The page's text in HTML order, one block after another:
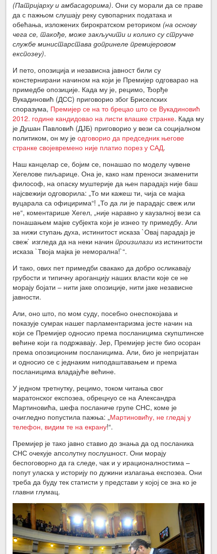
(Патријарху и амбасадорима). Они су морали да се праве
да с пажњом слушају реку сувопарних података и
обећања, изложених бирократском реториком (на основу
чега се, такође, може закључити и колико су стручне
службе министарстава допринеле премијеровом
експозеу).
И пето, опозиција и независна јавност били су
констернирани начином на који је Премијер одговарао на
примедбе опозиције. Када му је, рецимо, Ђорђе
Вукадиновић (ДСС) приговорио због Бриселских
споразума, Премијер се на то брецао што се Вукадиновић
2012. године кандидовао на листи влашке странке. Када му
је Душан Павловић (ДЈБ) приговорио у вези са социјалном
политиком, он му је одговорио да председник његове
странке својевремено није платио порез у САД.
Наш канцелар се, бојим се, понашао по моделу чувене
Хегелове пиљарице. Она је, како нам преноси знаменити
философ, на опаску муштерије да њен парадајз није баш
најсвежији одговорила: „То ми кажеш ти, чија се мајка
вуцарала са официрима“! „То да ли је парадајс свеж или
не“, коментарише Хегел, „није наравно у каузалној вези са
понашањем мајке субјекта који је изнео ту примедбу. Али
за нижи ступањ духа, истинитост исказа `Овај парадајз је
свеж` изгледа да на неки начинпроизилази из истинитости
исказа `Твоја мајка је неморална!`“.
И тако, ових пет примедби свакако да добро осликавају
грубости и типичну ароганцију наших власти које се не
морају бојати ‒ нити јаке опозиције, нити јаке независне
јавности.
Али, оно што, по мом суду, посебно онеспокојава и
показује сумрак нашег парламентаризма јесте начин на
који се Премијер односио према посланицима скупштинске
већине који га подржавају. Јер, Премијер јесте био осоран
према опозиционим посланицима. Али, био је непријатан
и односио се с једнаким ниподаштавањем и према
посланицима владајуће већине.
У једном третнутку, рецимо, током читања свог
маратонског експозеа, обрецнуо се на Александра
Мартиновића, шефа посланиче групе СНС, коме је
очигледно попустила пажња: „Мартиновићу, не гледај у
телефон, видим те на екрану!“.
Премијер је тако јавно ставио до знања да од посланика
СНС очекује апсолутну послушност. Они морају
беспоговорно да га следе, чак и у ирационалностима –
попут уласка у историју по дужини излагања експозеа. Они
треба да буду тек статисти у представи у којој се зна ко је
главни глумац.